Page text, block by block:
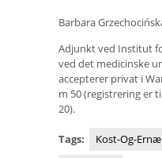
Barbara
Adjunkt ved Institut
ved det medicinske
accepterer privat i
m 50 (registrering er
20).
Tags: Kost-Og-